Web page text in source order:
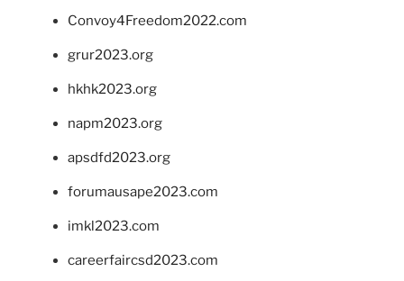
Convoy4Freedom2022.com
grur2023.org
hkhk2023.org
napm2023.org
apsdfd2023.org
forumausape2023.com
imkl2023.com
careerfaircsd2023.com